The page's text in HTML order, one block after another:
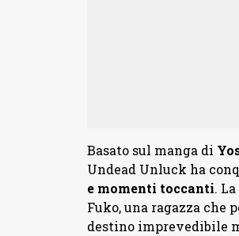
Basato sul manga di
Undead Unluck ha
e momenti toccanti.
Fuko, una ragazza che
destino imprevedibile